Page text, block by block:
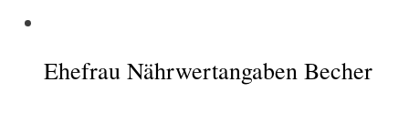
Ehefrau Nährwertangaben Becher